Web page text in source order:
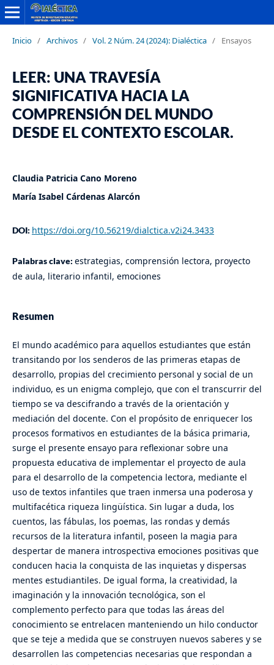
Inicio / Archivos / Vol. 2 Núm. 24 (2024): Dialéctica / Ensayos
LEER: UNA TRAVESÍA
SIGNIFICATIVA HACIA LA
COMPRENSIÓN DEL MUNDO
DESDE EL CONTEXTO ESCOLAR.
Claudia Patricia Cano Moreno
María Isabel Cárdenas Alarcón
DOI: https://doi.org/10.56219/dialctica.v2i24.3433
Palabras clave: estrategias, comprensión lectora, proyecto
de aula, literario infantil, emociones
Resumen
El mundo académico para aquellos estudiantes que están
transitando por los senderos de las primeras etapas de
desarrollo, propias del crecimiento personal y social de un
individuo, es un enigma complejo, que con el transcurrir del
tiempo se va descifrando a través de la orientación y
mediación del docente. Con el propósito de enriquecer los
procesos formativos en estudiantes de la básica primaria,
surge el presente ensayo para reflexionar sobre una
propuesta educativa de implementar el proyecto de aula
para el desarrollo de la competencia lectora, mediante el
uso de textos infantiles que traen inmersa una poderosa y
multifacética riqueza lingüística. Sin lugar a duda, los
cuentos, las fábulas, los poemas, las rondas y demás
recursos de la literatura infantil, poseen la magia para
despertar de manera introspectiva emociones positivas que
conducen hacia la conquista de las inquietas y dispersas
mentes estudiantiles. De igual forma, la creatividad, la
imaginación y la innovación tecnológica, son el
complemento perfecto para que todas las áreas del
conocimiento se entrelacen manteniendo un hilo conductor
que se teje a medida que se construyen nuevos saberes y se
desarrollen las competencias necesarias que respondan a